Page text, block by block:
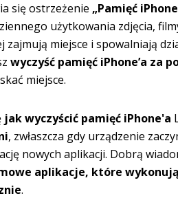
się ostrzeżenie „Pamięć
użytkowania zdjęcia,
miejsce i spowalniają
wyczyść pamięć iPhone’a za
miejsce.
jak wyczyścić pamięć iPhone'a
, zwłaszcza gdy urządzenie
nowych aplikacji. Dobrą
aplikacje, które
.